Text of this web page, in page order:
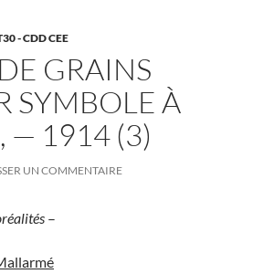
- CDD CEE
GRAINS
SYMBOLE À
— 1914 (3)
UN COMMENTAIRE
–